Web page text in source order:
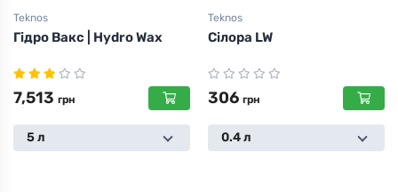
Teknos
Гідро Вакс | Hydro Wax
7,513 грн
5 л
Teknos
Сілора LW
306 грн
0.4 л